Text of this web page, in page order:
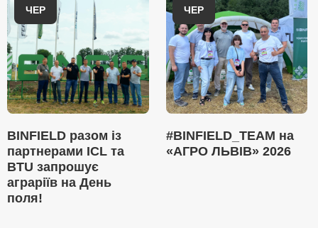
ЧЕР
BINFIELD разом із
партнерами ICL та
BTU запрошує
аграріїв на День
поля!
ЧЕР
#BINFIELD_TEAM на
«АГРО ЛЬВІВ» 2026